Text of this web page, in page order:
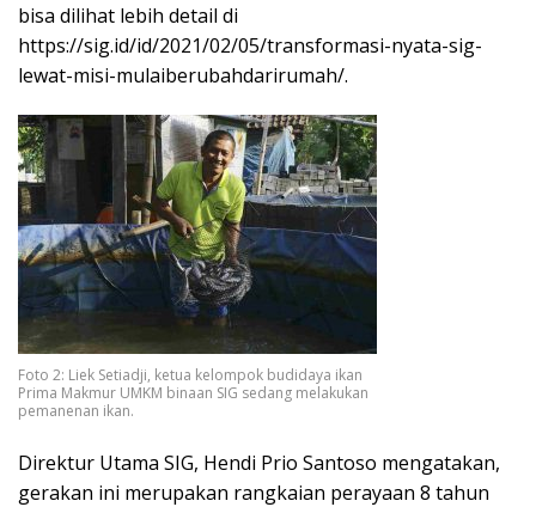
bisa dilihat lebih detail di
https://sig.id/id/2021/02/05/transformasi-nyata-sig-
lewat-misi-mulaiberubahdarirumah/.
Foto 2: Liek Setiadji, ketua kelompok budidaya ikan
Prima Makmur UMKM binaan SIG sedang melakukan
pemanenan ikan.
Direktur Utama SIG, Hendi Prio Santoso mengatakan,
gerakan ini merupakan rangkaian perayaan 8 tahun